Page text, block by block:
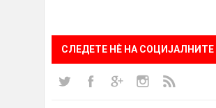
СЛЕДЕТЕ НÈ НА